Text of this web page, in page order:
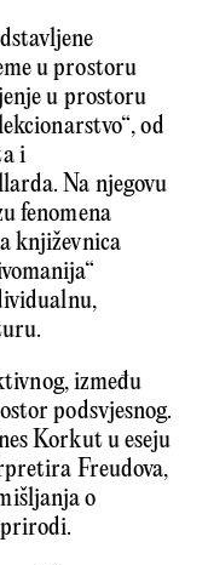
u prostoru
u prostoru
od
i
Na njegovu
fenomena
književnica
između
podsvjesnog.
Korkut u eseju
Freudova,
o